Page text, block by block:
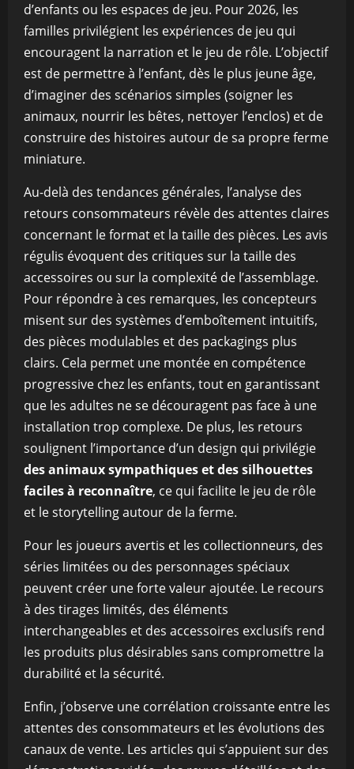
d’enfants ou les espaces de jeu. Pour 2026, les
familles privilégient les expériences de jeu qui
encouragent la narration et le jeu de rôle. L’objectif
est de permettre à l’enfant, dès le plus jeune âge,
d’imaginer des scénarios simples (soigner les
animaux, nourrir les bêtes, nettoyer l’enclos) et de
construire des histoires autour de sa propre ferme
miniature.
Au-delà des tendances générales, l’analyse des
retours consommateurs révèle des attentes claires
concernant le format et la taille des pièces. Les avis
régulis évoquent des critiques sur la taille des
accessoires ou sur la complexité de l’assemblage.
Pour répondre à ces remarques, les concepteurs
misent sur des systèmes d’emboîtement intuitifs,
des pièces modulables et des packagings plus
clairs. Cela permet une montée en compétence
progressive chez les enfants, tout en garantissant
que les adultes ne se découragent pas face à une
installation trop complexe. De plus, les retours
soulignent l’importance d’un design qui privilégie
des animaux sympathiques et des silhouettes
faciles à reconnaître, ce qui facilite le jeu de rôle
et le storytelling autour de la ferme.
Pour les joueurs avertis et les collectionneurs, des
séries limitées ou des personnages spéciaux
peuvent créer une forte valeur ajoutée. Le recours
à des tirages limités, des éléments
interchangeables et des accessoires exclusifs rend
les produits plus désirables sans compromettre la
durabilité et la sécurité.
Enfin, j’observe une corrélation croissante entre les
attentes des consommateurs et les évolutions des
canaux de vente. Les articles qui s’appuient sur des